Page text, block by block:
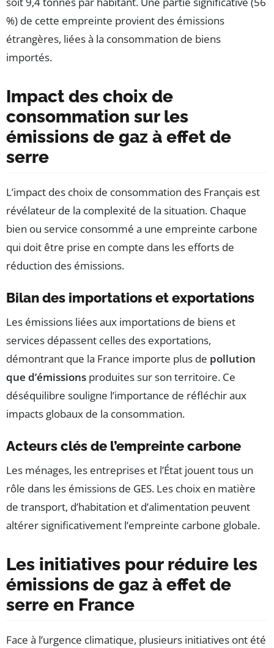
%) de cette empreinte provient des émissions
étrangères, liées à la consommation de biens
importés.
Impact des choix de
consommation sur les
émissions de gaz à effet de
serre
L’impact des choix de consommation des Français est
révélateur de la complexité de la situation. Chaque
bien ou service consommé a une empreinte carbone
qui doit être prise en compte dans les efforts de
réduction des émissions.
Bilan des importations et exportations
Les émissions liées aux importations de biens et
services dépassent celles des exportations,
démontrant que la France importe plus de pollution
que d’émissions produites sur son territoire. Ce
déséquilibre souligne l’importance de réfléchir aux
impacts globaux de la consommation.
Acteurs clés de l’empreinte carbone
Les ménages, les entreprises et l’État jouent tous un
rôle dans les émissions de GES. Les choix en matière
de transport, d’habitation et d’alimentation peuvent
altérer significativement l’empreinte carbone globale.
Les initiatives pour réduire les
émissions de gaz à effet de
serre en France
Face à l’urgence climatique, plusieurs initiatives ont été